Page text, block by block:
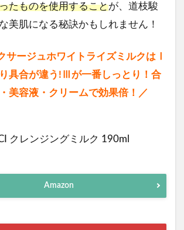
たものを使用することが、道枝駿
美肌になる秘訣かもしれません！
サージュホワイトライズミルクはⅠ
具合が違う!Ⅲが一番しっとり！合
美容液・クリームで効果倍！／
クレンジングミルク 190ml
Amazon